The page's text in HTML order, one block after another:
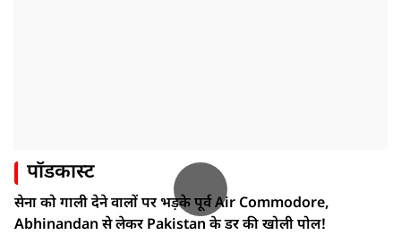
पॉडकास्ट
सेना को गाली देने वालों पर भड़के पूर्व Air Commodore,
Abhinandan से लेकर Pakistan के डर की खोली पोल!